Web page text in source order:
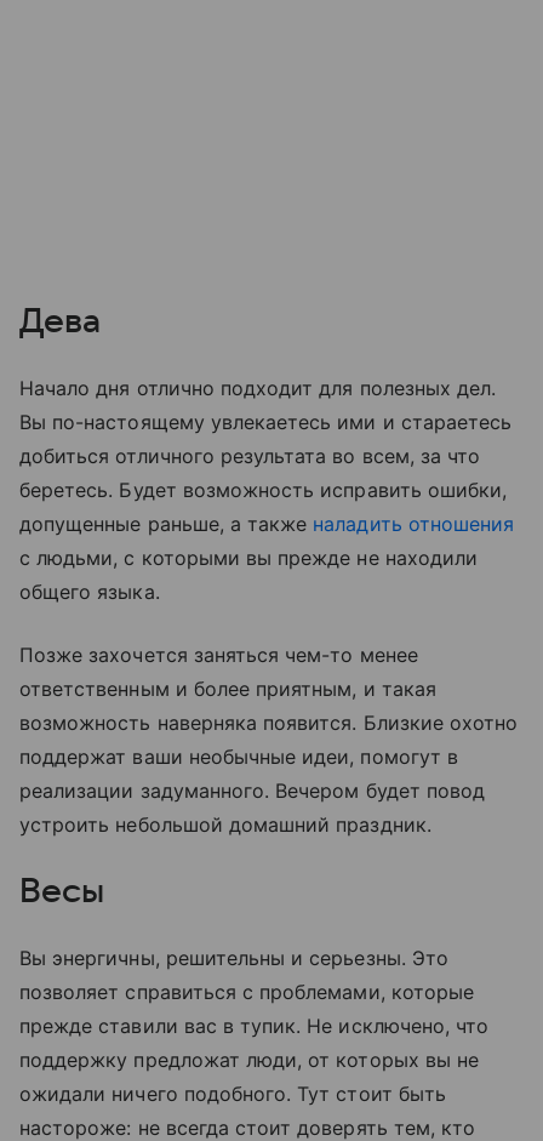
Дева
Начало дня отлично подходит для полезных дел.
Вы по-настоящему увлекаетесь ими и стараетесь
добиться отличного результата во всем, за что
беретесь. Будет возможность исправить ошибки,
допущенные раньше, а также наладить отношения
с людьми, с которыми вы прежде не находили
общего языка.
Позже захочется заняться чем-то менее
ответственным и более приятным, и такая
возможность наверняка появится. Близкие охотно
поддержат ваши необычные идеи, помогут в
реализации задуманного. Вечером будет повод
устроить небольшой домашний праздник.
Весы
Вы энергичны, решительны и серьезны. Это
позволяет справиться с проблемами, которые
прежде ставили вас в тупик. Не исключено, что
поддержку предложат люди, от которых вы не
ожидали ничего подобного. Тут стоит быть
настороже: не всегда стоит доверять тем, кто